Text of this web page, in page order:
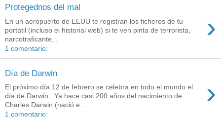
Protegednos del mal
›
En un aeropuerto de EEUU te registran los ficheros de tu
portátil (incluso el historial web) si te ven pinta de terrorista,
narcotraficante...
1 comentario:
Día de Darwin
›
El próximo día 12 de febrero se celebra en todo el mundo el
día de Darwin . Ya hace casi 200 años del nacimiento de
Charles Darwin (nació e...
1 comentario: